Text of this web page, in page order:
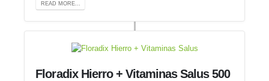
READ MORE...
Floradix Hierro + Vitaminas Salus 500